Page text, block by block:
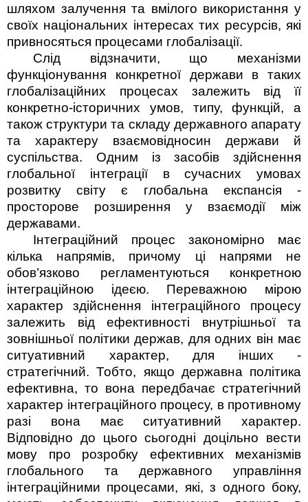
шляхом залучення та вмілого використання у
своїх національних інтересах тих ресурсів, які
привносяться процесами глобалізації.
Слід відзначити, що механізми
функціонування конкретної держави в таких
глобалізаційних процесах залежить від її
конкретно-історичних умов, типу, функцій, а
також структури та складу державного апарату
та характеру взаємовідносин держави й
суспільства. Одним із засобів здійснення
глобальної інтеграції в сучасних умовах
розвитку світу є глобальна експансія -
просторове розширення у взаємо­дії між
державами.
Інтеграційний процес закономірно має
кілька напрямів, причому ці напрями не
обов’язково регламентуються конкретною
інтегра­ційною ідеєю. Переважною мірою
характер здійснення інтеграційного процесу
залежить від ефективності внутрішньої та
зовнішньої політики держав, для одних він має
ситуативний характер, для інших -
стратегічний. Тобто, якщо державна політика
ефективна, то вона передбачає стратегічний
характер інтеграційного процесу, в противному
разі вона має ситуативний характер.
Відповідно до цього сьогодні доцільно вести
мову про розробку ефективних механізмів
глобального та державного управління
інтеграційними процесами, які, з одно­го­ боку,